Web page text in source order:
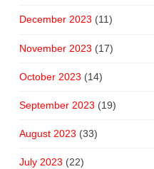
December 2023 (11)
November 2023 (17)
October 2023 (14)
September 2023 (19)
August 2023 (33)
July 2023 (22)